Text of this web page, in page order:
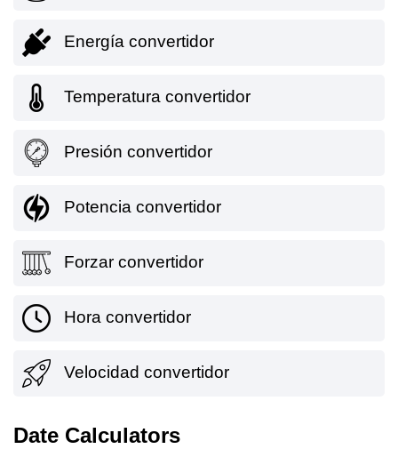
Energía convertidor
Temperatura convertidor
Presión convertidor
Potencia convertidor
Forzar convertidor
Hora convertidor
Velocidad convertidor
Date Calculators